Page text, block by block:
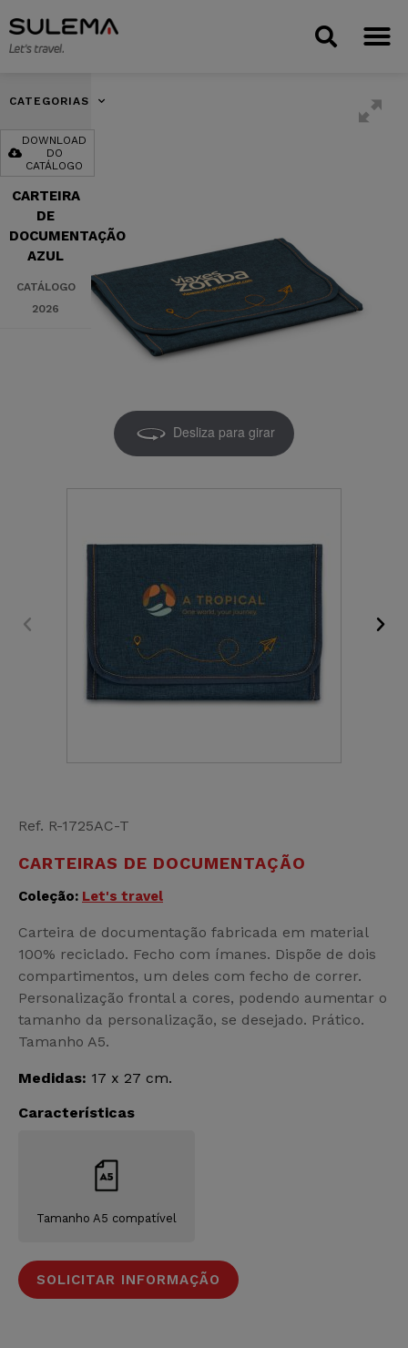
CATEGORIAS
DOWNLOAD
DO
CATÁLOGO
CARTEIRA
DE
DOCUMENTAÇÃO
AZUL
CATÁLOGO
2026
Desliza para girar
Ref. R-1725AC-T
CARTEIRAS DE DOCUMENTAÇÃO
Coleção: Let's travel
Carteira de documentação fabricada em material
100% reciclado. Fecho com ímanes. Dispõe de dois
compartimentos, um deles com fecho de correr.
Personalização frontal a cores, podendo aumentar o
tamanho da personalização, se desejado. Prático.
Tamanho A5.
Medidas: 17 x 27 cm.
Características
Tamanho A5 compatível
SOLICITAR INFORMAÇÃO